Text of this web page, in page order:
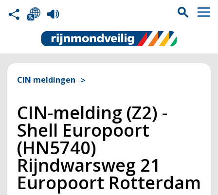
CIN meldingen
CIN-melding (Z2) -
Shell Europoort
(HN5740)
Rijndwarsweg 21
Europoort Rotterdam